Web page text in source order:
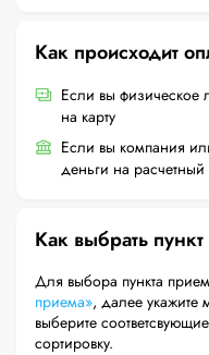
Как происходит
Если вы физическое
на карту
Если вы компания
деньги на
Как выбрать
Для выбора пункта
приема», далее укажите
выберите соответсвующие услуги и интересующую Вас
сортировку.